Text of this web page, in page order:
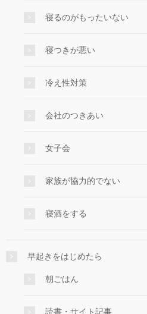
寝るのがもったいない
寝つきが悪い
冷え性対策
会社のつきあい
女子会
家族が協力的でない
寝酒をする
早起きをはじめたら
朝ごはん
読書・サイト記事